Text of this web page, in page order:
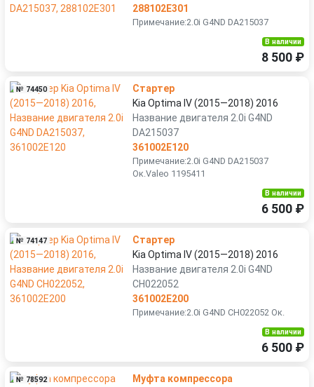
288102E301
Примечание:2.0i G4ND DA215037
В наличии
8 500 ₽
№ 74450
Стартер
Kia Optima IV (2015—2018) 2016
Название двигателя 2.0i G4ND
DA215037
361002E120
Примечание:2.0i G4ND DA215037
Ок.Valeo 1195411
В наличии
6 500 ₽
№ 74147
Стартер
Kia Optima IV (2015—2018) 2016
Название двигателя 2.0i G4ND
CH022052
361002E200
Примечание:2.0i G4ND CH022052 Ок.
В наличии
6 500 ₽
№ 78592
Муфта компрессора